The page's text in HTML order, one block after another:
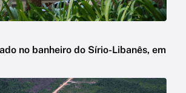
no banheiro do Sírio-Libanês, em